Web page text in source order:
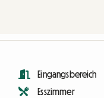
Eingangsbereich
Esszimmer